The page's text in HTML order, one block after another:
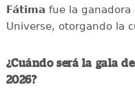
Fátima fue la ganadora
Universe, otorgando la
¿Cuándo será la gala
2026?